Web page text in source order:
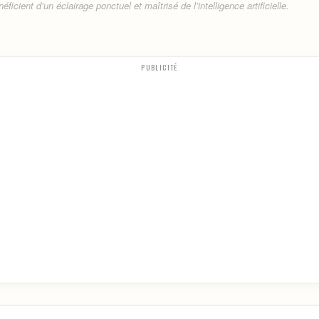
d’un éclairage ponctuel et maîtrisé de l’intelligence artificielle.
PUBLICITÉ